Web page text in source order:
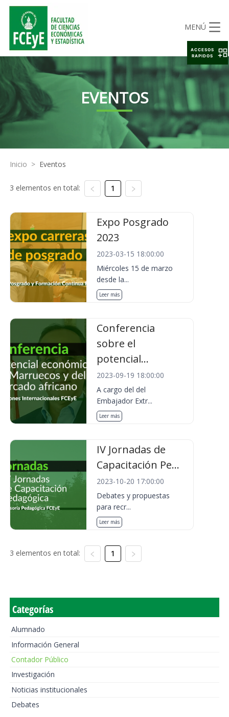
MENÚ
EVENTOS
Inicio > Eventos
3 elementos en total: 1
Expo Posgrado
2023
2023-03-15 18:00:00
Miércoles 15 de marzo
desde la...
Leer más
Conferencia
sobre el
potencial...
2023-09-19 18:00:00
A cargo del del
Embajador Extr...
Leer más
IV Jornadas de
Capacitación Pe...
2023-10-20 17:00:00
Debates y propuestas
para recr...
Leer más
3 elementos en total: 1
Categorías
Alumnado
Información General
Contador Público
Investigación
Noticias institucionales
Debates
ACCESOS
RAPIDOS